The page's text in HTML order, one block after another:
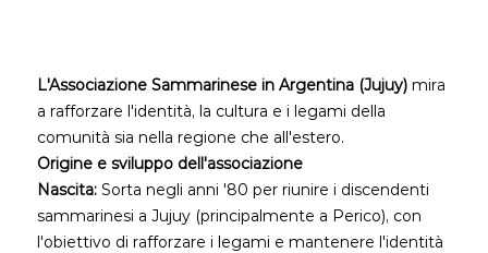
L'Associazione Sammarinese in Argentina (Jujuy) mira
a rafforzare l'identità, la cultura e i legami della
comunità sia nella regione che all'estero.
Origine e sviluppo dell'associazione
Nascita: Sorta negli anni '80 per riunire i discendenti
sammarinesi a Jujuy (principalmente a Perico), con
l'obiettivo di rafforzare i legami e mantenere l'identità